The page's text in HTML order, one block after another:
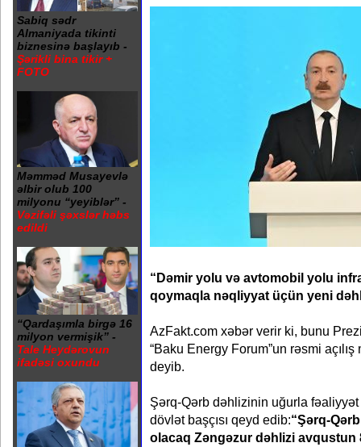
Sabiq sədr
Almaniyada tikinti
biznesinə başlayıb -
Şərikli bina tikir +
FOTO
Məmməd Musayevlə
əlbir olub 100
milyonu “yeyiblər” -
Vəzifəli şəxslər həbs
edildi
“Qardaşımla birgə 16
milyon vermişik” -
Tale Heydərovun
ifadəsi oxundu
“Dəmir yolu və avtomobil yolu
qoymaqla nəqliyyat üçün yeni
AzFakt.com xəbər verir ki, bunu
“Baku Energy Forum”un rəsmi açılış
deyib.
Şərq-Qərb dəhlizinin uğurla
dövlət başçısı qeyd edib:“Şərq-
olacaq Zəngəzur dəhlizi avqustun